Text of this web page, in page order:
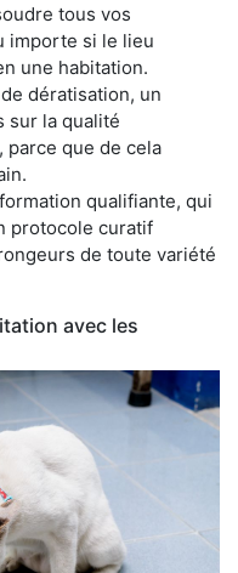
tous vos
importe si le lieu
une habitation.
dératisation, un
sur la qualité
que de cela
qualifiante, qui
protocole curatif
de toute variété
avec les